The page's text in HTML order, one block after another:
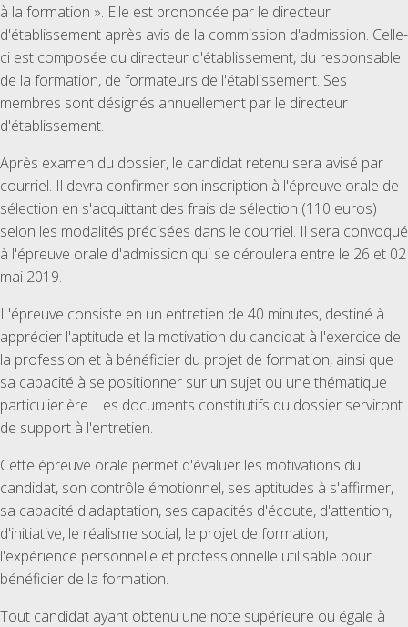
à la formation ». Elle est prononcée par le directeur
d'établissement après avis de la commission d'admission. Celle-
ci est composée du directeur d'établissement, du responsable
de la formation, de formateurs de l'établissement. Ses
membres sont désignés annuellement par le directeur
d'établissement.
Après examen du dossier, le candidat retenu sera avisé par
courriel. Il devra confirmer son inscription à l'épreuve orale de
sélection en s'acquittant des frais de sélection (110 euros)
selon les modalités précisées dans le courriel. Il sera convoqué
à l'épreuve orale d'admission qui se déroulera entre le 26 et 02
mai 2019.
L'épreuve consiste en un entretien de 40 minutes, destiné à
apprécier l'aptitude et la motivation du candidat à l'exercice de
la profession et à bénéficier du projet de formation, ainsi que
sa capacité à se positionner sur un sujet ou une thématique
particulier.ère. Les documents constitutifs du dossier serviront
de support à l'entretien.
Cette épreuve orale permet d'évaluer les motivations du
candidat, son contrôle émotionnel, ses aptitudes à s'affirmer,
sa capacité d'adaptation, ses capacités d'écoute, d'attention,
d'initiative, le réalisme social, le projet de formation,
l'expérience personnelle et professionnelle utilisable pour
bénéficier de la formation.
Tout candidat ayant obtenu une note supérieure ou égale à